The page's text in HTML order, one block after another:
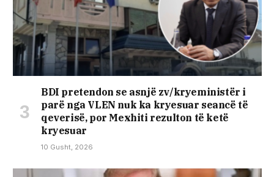
BDI pretendon se asnjë zv/kryeministër i
parë nga VLEN nuk ka kryesuar seancë të
qeverisë, por Mexhiti rezulton të ketë
kryesuar
10 Gusht, 2026